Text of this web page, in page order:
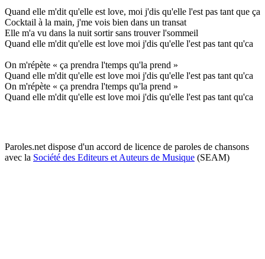
Quand elle m'dit qu'elle est love, moi j'dis qu'elle l'est pas tant que ça
Cocktail à la main, j'me vois bien dans un transat
Elle m'a vu dans la nuit sortir sans trouver l'sommeil
Quand elle m'dit qu'elle est love moi j'dis qu'elle l'est pas tant qu'ca
On m'répète « ça prendra l'temps qu'la prend »
Quand elle m'dit qu'elle est love moi j'dis qu'elle l'est pas tant qu'ca
On m'répète « ça prendra l'temps qu'la prend »
Quand elle m'dit qu'elle est love moi j'dis qu'elle l'est pas tant qu'ca
Paroles.net dispose d'un accord de licence de paroles de chansons
avec la Société des Editeurs et Auteurs de Musique (SEAM)